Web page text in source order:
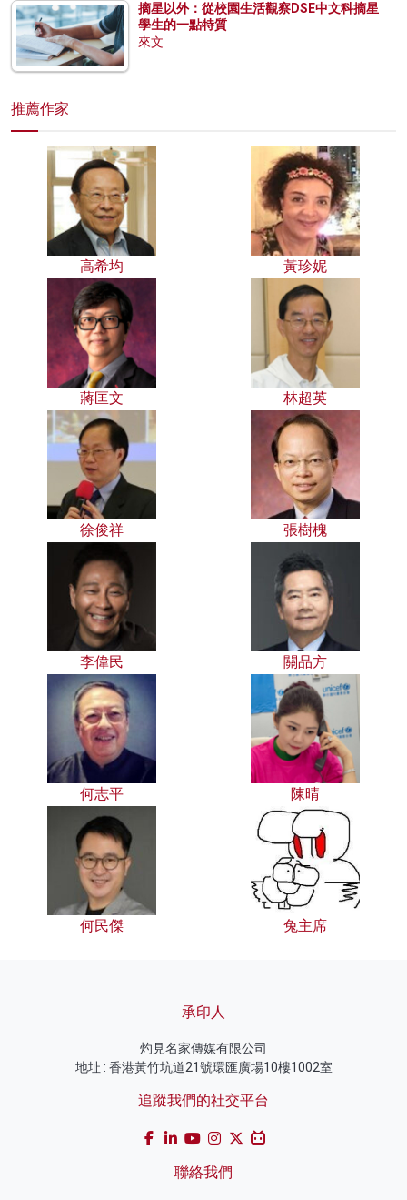
摘星以外：從校園生活觀察DSE中文科摘星
學生的一點特質
來文
推薦作家
高希均 黃珍妮
蔣匡文 林超英
徐俊祥 張樹槐
李偉民 關品方
何志平 陳晴
何民傑 兔主席
承印人
灼見名家傳媒有限公司
地址 : 香港黃竹坑道21號環匯廣場10樓1002室
追蹤我們的社交平台
聯絡我們